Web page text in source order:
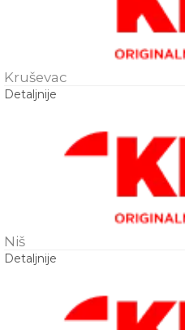
Kruševac
Detaljnije
Niš
Detaljnije